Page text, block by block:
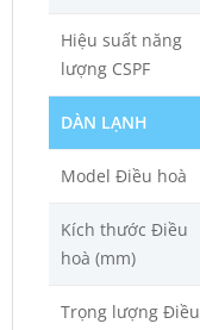
Hiệu suất năng
lượng CSPF
DÀN LẠNH
Model Điều hoà
Kích thước Điều
hoà (mm)
Trọng lượng Điều